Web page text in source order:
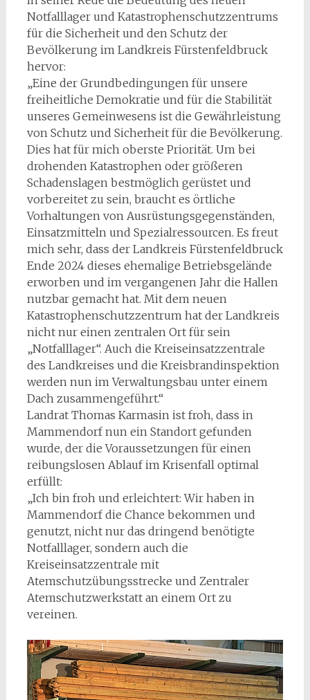
Notfalllager und Katastrophenschutzzentrums
für die Sicherheit und den Schutz der
Bevölkerung im Landkreis Fürstenfeldbruck
hervor:
„Eine der Grundbedingungen für unsere
freiheitliche Demokratie und für die Stabilität
unseres Gemeinwesens ist die Gewährleistung
von Schutz und Sicherheit für die Bevölkerung.
Dies hat für mich oberste Priorität. Um bei
drohenden Katastrophen oder größeren
Schadenslagen bestmöglich gerüstet und
vorbereitet zu sein, braucht es örtliche
Vorhaltungen von Ausrüstungsgegenständen,
Einsatzmitteln und Spezialressourcen. Es freut
mich sehr, dass der Landkreis Fürstenfeldbruck
Ende 2024 dieses ehemalige Betriebsgelände
erworben und im vergangenen Jahr die Hallen
nutzbar gemacht hat. Mit dem neuen
Katastrophenschutzzentrum hat der Landkreis
nicht nur einen zentralen Ort für sein
„Notfalllager“. Auch die Kreiseinsatzzentrale
des Landkreises und die Kreisbrandinspektion
werden nun im Verwaltungsbau unter einem
Dach zusammengeführt.“
Landrat Thomas Karmasin ist froh, dass in
Mammendorf nun ein Standort gefunden
wurde, der die Voraussetzungen für einen
reibungslosen Ablauf im Krisenfall optimal
erfüllt:
„Ich bin froh und erleichtert: Wir haben in
Mammendorf die Chance bekommen und
genutzt, nicht nur das dringend benötigte
Notfalllager, sondern auch die
Kreiseinsatzzentrale mit
Atemschutzübungsstrecke und Zentraler
Atemschutzwerkstatt an einem Ort zu
vereinen.